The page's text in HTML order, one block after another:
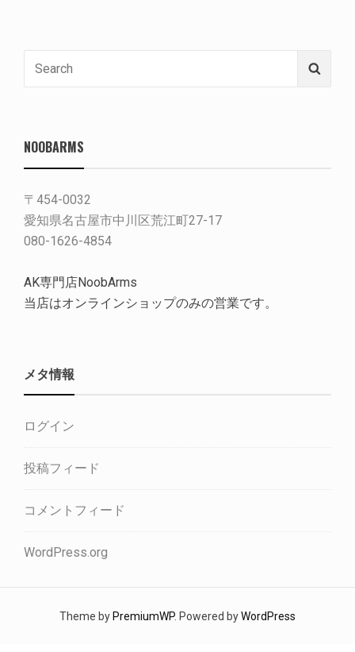
NOOBARMS
〒454-0032
愛知県名古屋市中川区荒江町27-17
080-1626-4854
AK専門店NoobArms
当店はオンラインショップのみの営業です。
メタ情報
ログイン
投稿フィード
コメントフィード
WordPress.org
Theme by PremiumWP. Powered byWordPress